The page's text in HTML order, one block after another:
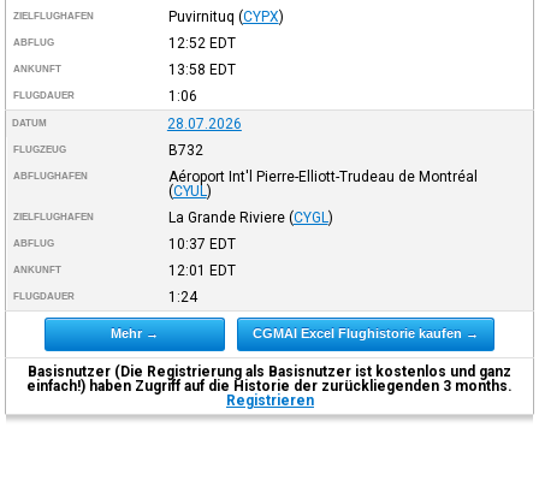
ZIELFLUGHAFEN Puvirnituq (CYPX)
ABFLUG 12:52 EDT
ANKUNFT 13:58 EDT
FLUGDAUER 1:06
DATUM 28.07.2026
FLUGZEUG B732
ABFLUGHAFEN
Aéroport Int'l Pierre-Elliott-Trudeau de Montréal
(CYUL )
ZIELFLUGHAFEN La Grande Riviere (CYGL )
ABFLUG 10:37 EDT
ANKUNFT 12:01 EDT
FLUGDAUER 1:24
Mehr → CGMAI Excel Flughistorie kaufen →
Basisnutzer (Die Registrierung als Basisnutzer ist kostenlos und ganz
einfach!) haben Zugriff auf die Historie der zurückliegenden 3 months.
Registrieren